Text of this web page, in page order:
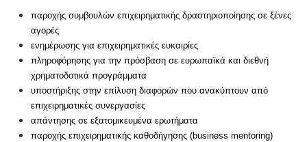
παροχής συμβουλών επιχειρηματικής δραστηριοποίησης σε ξένες
αγορές
ενημέρωσης για επιχειρηματικές ευκαιρίες
πληροφόρησης για την πρόσβαση σε ευρωπαϊκά και διεθνή
χρηματοδοτικά προγράμματα
υποστήριξης στην επίλυση διαφορών που ανακύπτουν από
επιχειρηματικές συνεργασίες
απάντησης σε εξατομικευμένα ερωτήματα
παροχής επιχειρηματικής καθοδήγησης (business mentoring)